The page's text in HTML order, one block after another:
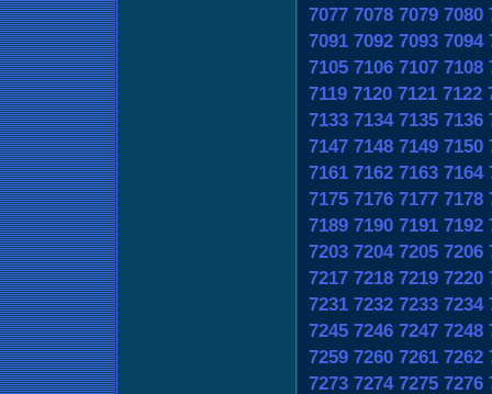
7077 7078 7079 7080
7091 7092 7093 7094
7105 7106 7107 7108
7119 7120 7121 7122
7133 7134 7135 7136
7147 7148 7149 7150
7161 7162 7163 7164
7175 7176 7177 7178
7189 7190 7191 7192
7203 7204 7205 7206
7217 7218 7219 7220
7231 7232 7233 7234
7245 7246 7247 7248
7259 7260 7261 7262
7273 7274 7275 7276